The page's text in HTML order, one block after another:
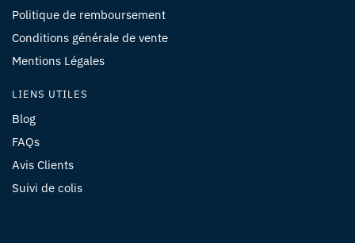
Politique de remboursement
Conditions générale de vente
Mentions Légales
LIENS UTILES
Blog
FAQs
Avis Clients
Suivi de colis